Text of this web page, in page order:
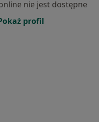
nie jest dostępne
profil